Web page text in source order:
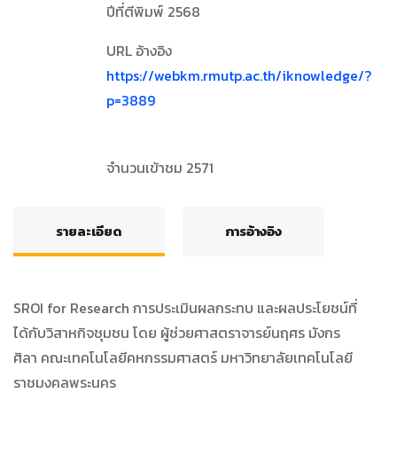
ปีที่ตีพิมพ์ 2568
URL อ้างอิง
https://webkm.rmutp.ac.th/iknowledge/?
p=3889
จำนวนเข้าชม 2571
รายละเอียด การอ้างอิง
SROI for Research การประเมินผลกระทบ และผลประโยชน์ที่
ได้กับวิสาหกิจชุมชน โดย ผู้ช่วยศาสตราจารย์นฤศร มังกร
ศิลา คณะเทคโนโลยีคหกรรมศาสตร์ มหาวิทยาลัยเทคโนโลยี
ราชมงคลพระนคร